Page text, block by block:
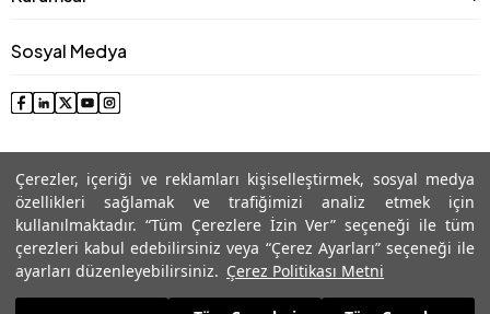
Çerezler, içeriği ve reklamları kişiselleştirmek, sosyal medya
özellikleri sağlamak ve trafiğimizi analiz etmek için
kullanılmaktadır. “Tüm Çerezlere İzin Ver” seçeneği ile tüm
çerezleri kabul edebilirsiniz veya “Çerez Ayarları” seçeneği ile
ayarları düzenleyebilirsiniz. Çerez Politikası Metni
Sosyal Medya
© 2025 Roman® Tüm Hakları Saklıdır, İzinsiz kullanılamaz